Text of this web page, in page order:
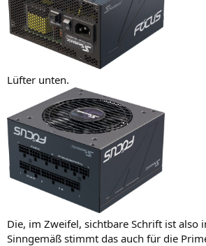
Lüfter unten.
Die, im Zweifel, sichtbare Schrift ist also
Sinngemäß stimmt das auch für die